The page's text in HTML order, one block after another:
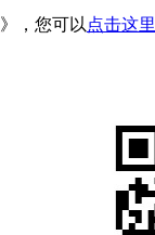
》，您可以 点击这里